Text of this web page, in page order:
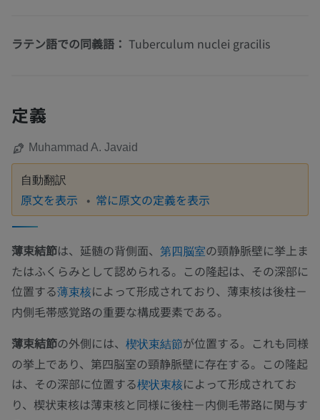
ラテン語での同義語： Tuberculum nuclei gracilis
定義
Muhammad A. Javaid
自動翻訳
原文を表示 常に原文の定義を表示
薄束結節は、延髄の背側面、 第四脳室の頸静脈壁に挙上ま
たはふくらみとして認められる。この隆起は、その深部に
位置する薄束核によって形成されており、薄束核は後柱－
内側毛帯感覚路の重要な構成要素である。
薄束結節の外側には、 楔状束結節が位置する。これも同様
の挙上であり、第四脳室の頸静脈壁に存在する。この隆起
は、その深部に位置する楔状束核によって形成されてお
り、楔状束核は薄束核と同様に後柱－内側毛帯路に関与す